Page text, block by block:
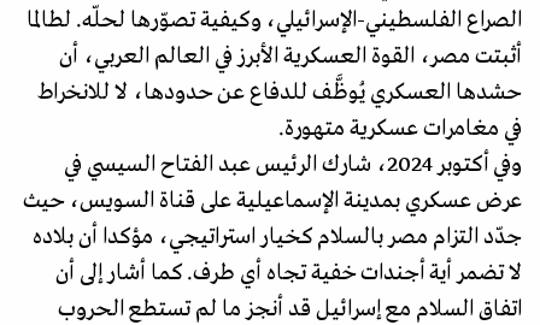
الصراع الفلسطيني-الإسرائيلي، وكيفية تصوّرها لحلّه. لطالما
أثبتت مصر، القوة العسكرية الأبرز في العالم العربي، أن
حشدها العسكري يُوظَّف للدفاع عن حدودها، لا للانخراط
في مغامرات عسكرية متهورة.
وفي أكتوبر 2024، شارك الرئيس عبد الفتاح السيسي في
عرض عسكري بمدينة الإسماعيلية على قناة السويس، حيث
جدّد التزام مصر بالسلام كخيار استراتيجي، مؤكدا أن بلاده
لا تضمر أية أجندات خفية تجاه أي طرف. كما أشار إلى أن
اتفاق السلام مع إسرائيل قد أنجز ما لم تستطع الحروب